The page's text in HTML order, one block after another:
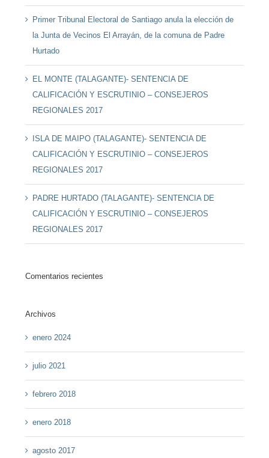
Primer Tribunal Electoral de Santiago anula la elección de
la Junta de Vecinos El Arrayán, de la comuna de Padre
Hurtado
EL MONTE (TALAGANTE)- SENTENCIA DE
CALIFICACIÓN Y ESCRUTINIO – CONSEJEROS
REGIONALES 2017
ISLA DE MAIPO (TALAGANTE)- SENTENCIA DE
CALIFICACIÓN Y ESCRUTINIO – CONSEJEROS
REGIONALES 2017
PADRE HURTADO (TALAGANTE)- SENTENCIA DE
CALIFICACIÓN Y ESCRUTINIO – CONSEJEROS
REGIONALES 2017
Comentarios recientes
Archivos
enero 2024
julio 2021
febrero 2018
enero 2018
agosto 2017